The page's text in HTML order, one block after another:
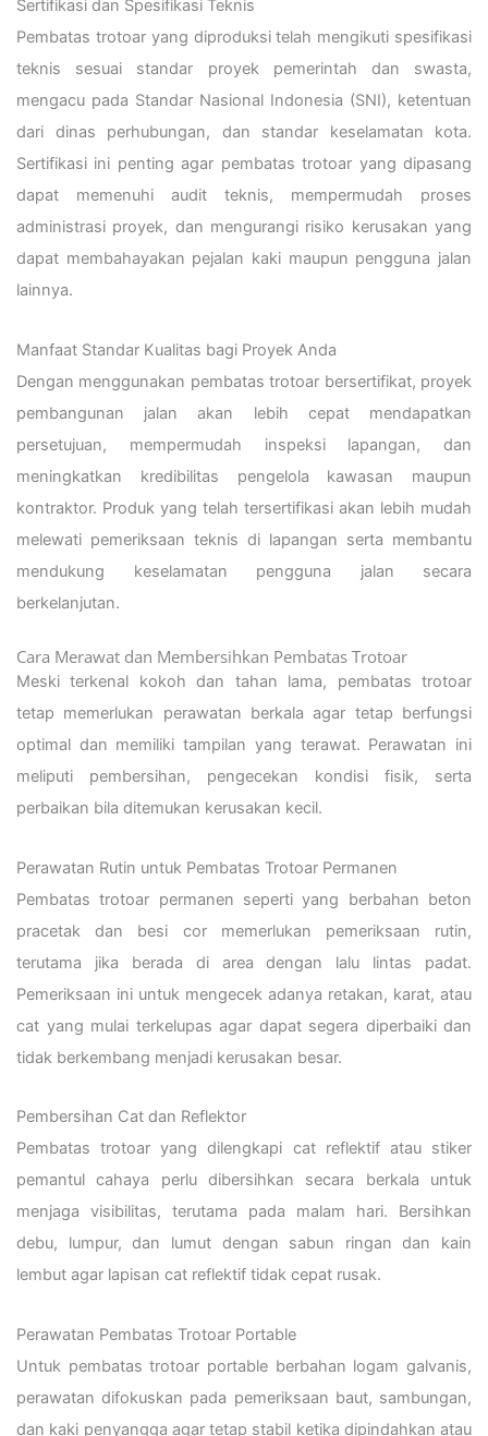
Sertifikasi dan Spesifikasi Teknis
Pembatas trotoar yang diproduksi telah mengikuti spesifikasi
teknis sesuai standar proyek pemerintah dan swasta,
mengacu pada Standar Nasional Indonesia (SNI), ketentuan
dari dinas perhubungan, dan standar keselamatan kota.
Sertifikasi ini penting agar pembatas trotoar yang dipasang
dapat memenuhi audit teknis, mempermudah proses
administrasi proyek, dan mengurangi risiko kerusakan yang
dapat membahayakan pejalan kaki maupun pengguna jalan
lainnya.
Manfaat Standar Kualitas bagi Proyek Anda
Dengan menggunakan pembatas trotoar bersertifikat, proyek
pembangunan jalan akan lebih cepat mendapatkan
persetujuan, mempermudah inspeksi lapangan, dan
meningkatkan kredibilitas pengelola kawasan maupun
kontraktor. Produk yang telah tersertifikasi akan lebih mudah
melewati pemeriksaan teknis di lapangan serta membantu
mendukung keselamatan pengguna jalan secara
berkelanjutan.
Cara Merawat dan Membersihkan Pembatas Trotoar
Meski terkenal kokoh dan tahan lama, pembatas trotoar
tetap memerlukan perawatan berkala agar tetap berfungsi
optimal dan memiliki tampilan yang terawat. Perawatan ini
meliputi pembersihan, pengecekan kondisi fisik, serta
perbaikan bila ditemukan kerusakan kecil.
Perawatan Rutin untuk Pembatas Trotoar Permanen
Pembatas trotoar permanen seperti yang berbahan beton
pracetak dan besi cor memerlukan pemeriksaan rutin,
terutama jika berada di area dengan lalu lintas padat.
Pemeriksaan ini untuk mengecek adanya retakan, karat, atau
cat yang mulai terkelupas agar dapat segera diperbaiki dan
tidak berkembang menjadi kerusakan besar.
Pembersihan Cat dan Reflektor
Pembatas trotoar yang dilengkapi cat reflektif atau stiker
pemantul cahaya perlu dibersihkan secara berkala untuk
menjaga visibilitas, terutama pada malam hari. Bersihkan
debu, lumpur, dan lumut dengan sabun ringan dan kain
lembut agar lapisan cat reflektif tidak cepat rusak.
Perawatan Pembatas Trotoar Portable
Untuk pembatas trotoar portable berbahan logam galvanis,
perawatan difokuskan pada pemeriksaan baut, sambungan,
dan kaki penyangga agar tetap stabil ketika dipindahkan atau